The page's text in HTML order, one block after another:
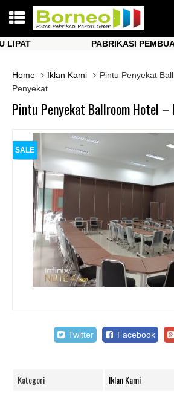
PABRIKASI
Home
Iklan Kami
Pintu Penyekat
Penyekat
Pintu Penyekat Ballroom Hotel
SALE
Twitter Facebook
Kategori
Iklan Kami